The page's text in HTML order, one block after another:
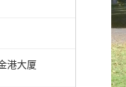
港大厦